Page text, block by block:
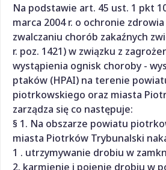
Na podstawie art. 45 ust. 1 pkt
marca 2004 r. o ochronie
zwalczaniu chorób zakaźnych
r. poz. 1421) w związku z
wystąpienia ognisk choroby -
ptaków (HPAI) na terenie
piotrkowskiego oraz miasta
zarządza się co następuje:
§ 1. Na obszarze powiatu
miasta Piotrków Trybunalski
1 . utrzymywanie drobiu w
2. karmienie i pojenie drobiu w